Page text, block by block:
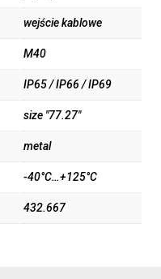
wejście kablowe
M40
IP65 / IP66 / IP69
size "77.27"
metal
-40°C…+125°C
432.667